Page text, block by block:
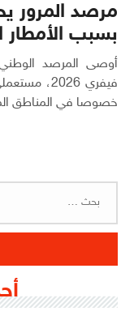
مرصد المرور
بسبب الأمطار
فيفري
خصوصا في المناطق